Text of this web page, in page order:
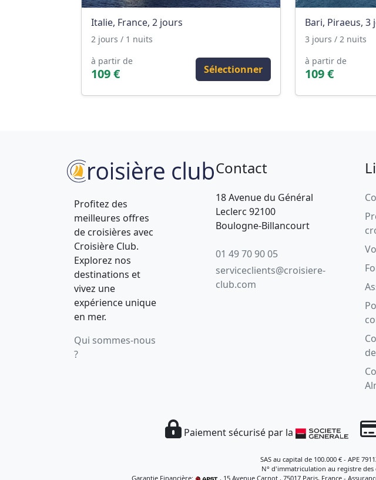
Italie, France, 2 jours
2 jours / 1 nuits
à partir de
109 € Sélectionner
Bari, Piraeus, 3
3 jours / 2 nuits
à partir de
109 €
Profitez des
meilleures offres
de croisières avec
Croisière Club.
Explorez nos
destinations et
vivez une
expérience unique
en mer.
Qui sommes-nous
?
Contact
18 Avenue du Général
Leclerc 92100
Boulogne-Billancourt
01 49 70 90 05
serviceclients@croisiere-
club.com
Paiement sécurisé par la
SAS au capital de 100.000 € - APE
N° d'immatriculation au registre des
Garantie Financière:
, 15 Avenue Carnot , 75017 Paris, France -